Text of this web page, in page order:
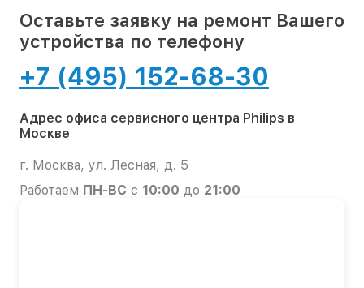
Оставьте заявку на ремонт Вашего
устройства по телефону
+7 (495) 152-68-30
Адрес офиса сервисного центра Philips в
Москве
г. Москва, ул. Лесная, д. 5
Работаем ПН-ВС с 10:00 до 21:00